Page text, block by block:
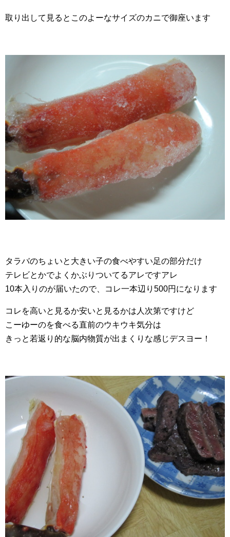
取り出して見るとこのよーなサイズのカニで御座います
タラバのちょいと大きい子の食べやすい足の部分だけ
テレビとかでよくかぶりついてるアレですアレ
10本入りのが届いたので、コレ一本辺り500円になります
コレを高いと見るか安いと見るかは人次第ですけど
こーゆーのを食べる直前のウキウキ気分は
きっと若返り的な脳内物質が出まくりな感じデスヨー！